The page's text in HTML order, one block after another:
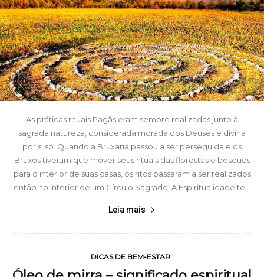
As práticas rituais Pagãs eram sempre realizadas junto à
sagrada natureza, considerada morada dos Deuses e divina
por si só. Quando a Bruxaria passou a ser perseguida e os
Bruxos tiveram que mover seus rituais das florestas e bosques
para o interior de suas casas, os ritos passaram a ser realizados
então no interior de um Círculo Sagrado. A Espiritualidade te...
Leia mais
DICAS DE BEM-ESTAR